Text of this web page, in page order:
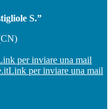
S.”
per inviare una mail
Link per inviare una mail